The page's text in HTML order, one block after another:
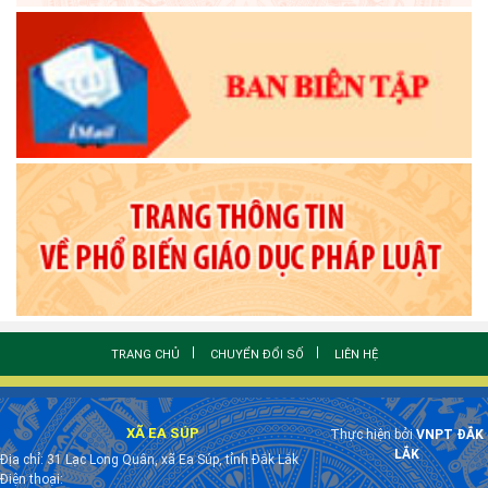
TRANG CHỦ CHUYỂN ĐỔI SỐ LIÊN HỆ
XÃ EA SÚP
Địa chỉ: 31 Lạc Long Quân, xã Ea Súp, tỉnh Đắk Lắk
Điện thoại:
Thực hiện bởiVNPT ĐẮK
LẮK